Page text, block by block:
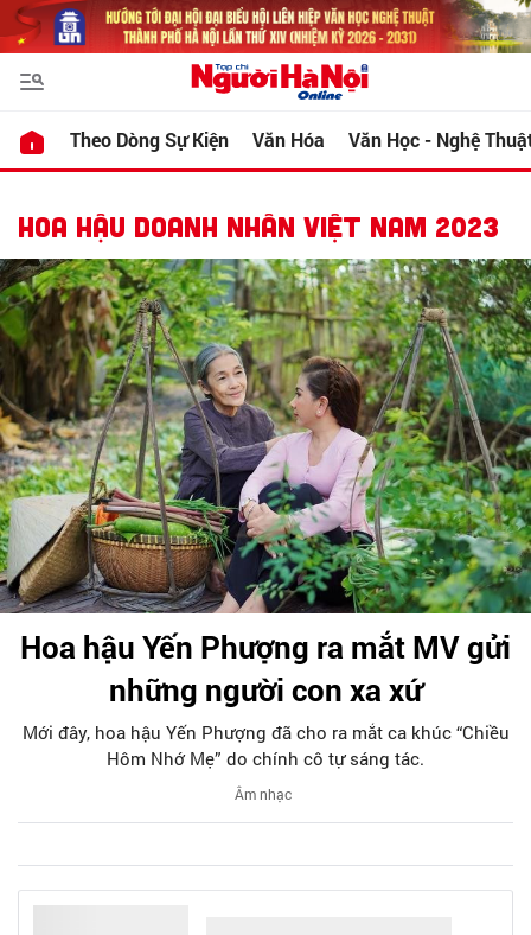
Theo Dòng Sự Kiện Văn Hóa Văn Học - Nghệ
HOA HẬU DOANH NHÂN VIỆT NAM 2023
Hoa hậu Yến Phượng ra mắt MV gửi
những người con xa xứ
Mới đây, hoa hậu Yến Phượng đã cho ra mắt ca khúc “Chiều
Hôm Nhớ Mẹ” do chính cô tự sáng tác.
Âm nhạc